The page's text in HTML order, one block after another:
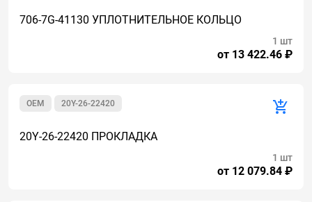
706-7G-41130 УПЛОТНИТЕЛЬНОЕ КОЛЬЦО
от 13 422.46 ₽
1 шт
20Y-26-22420
OEM
20Y-26-22420 ПРОКЛАДКА
от 12 079.84 ₽
1 шт